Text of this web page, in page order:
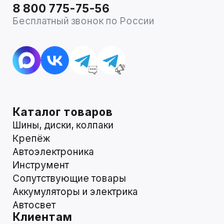
8 800 775-75-56
Бесплатный звонок по России
Каталог товаров
Шины, диски, колпаки
Крепёж
Автоэлектроника
Инструмент
Сопутствующие товары
Аккумуляторы и электрика
Автосвет
Клиентам